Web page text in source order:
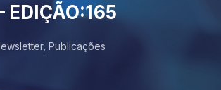
EDIÇÃO:165
, Publicações